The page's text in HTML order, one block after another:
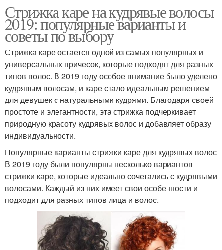
Стрижка каре на кудрявые волосы
2019: популярные варианты и
советы по выбору
Стрижка каре остается одной из самых популярных и
универсальных причесок, которые подходят для разных
типов волос. В 2019 году особое внимание было уделено
кудрявым волосам, и каре стало идеальным решением
для девушек с натуральными кудрями. Благодаря своей
простоте и элегантности, эта стрижка подчеркивает
природную красоту кудрявых волос и добавляет образу
индивидуальности.
Популярные варианты стрижки каре для кудрявых волос
В 2019 году были популярны несколько вариантов
стрижки каре, которые идеально сочетались с кудрявыми
волосами. Каждый из них имеет свои особенности и
подходит для разных типов лица и волос.